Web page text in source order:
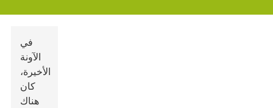
في
الآونة
الأخيرة،
كان
هناك